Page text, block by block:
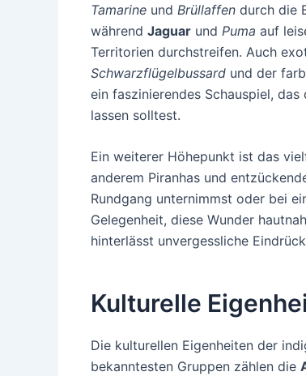
Tamarine und Brüllaffen durch die
während Jaguar und Puma auf
Territorien durchstreifen. Auch
Schwarzflügelbussard und der
ein faszinierendes Schauspiel,
lassen solltest.
Ein weiterer Höhepunkt ist das
anderem Piranhas und
Rundgang unternimmst oder bei
Gelegenheit, diese Wunder
hinterlässt unvergessliche
Kulturelle
Die kulturellen Eigenheiten der
bekanntesten Gruppen zählen die